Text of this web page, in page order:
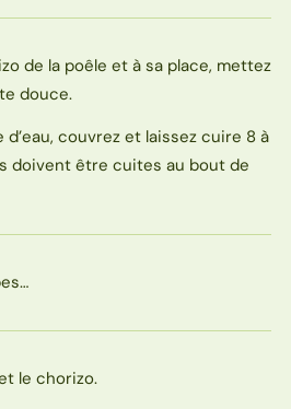
de la poêle et à sa place, mettez
douce.
d’eau, couvrez et laissez cuire 8 à
doivent être cuites au bout de
le chorizo.